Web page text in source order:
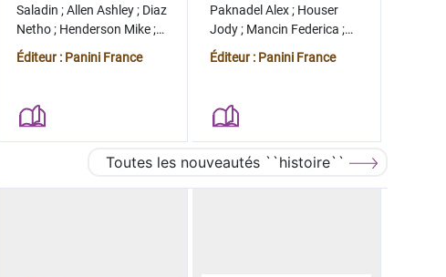
Saladin ;Allen Ashley; Diaz
Netho; Henderson Mike;
Stegman Ryan
Éditeur : Panini France
Paknadel Alex; Houser
Jody; Mancin Federica ;
Antonio Roge
Éditeur : Panini France
Toutes les nouveautés ``histoire``